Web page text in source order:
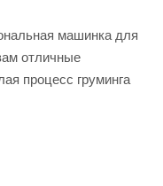
машинка для
отличные
процесс груминга